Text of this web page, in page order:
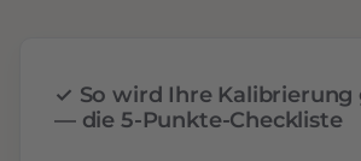
✓ So wird Ihre Kalibrierung
— die 5-Punkte-Checkliste